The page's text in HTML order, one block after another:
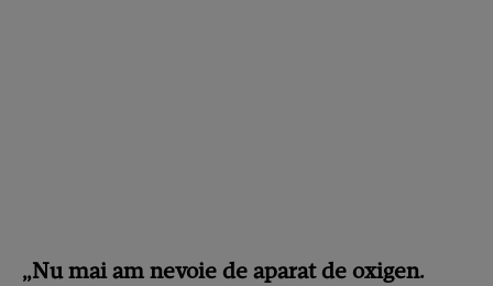
„Nu mai am nevoie de aparat de oxigen.